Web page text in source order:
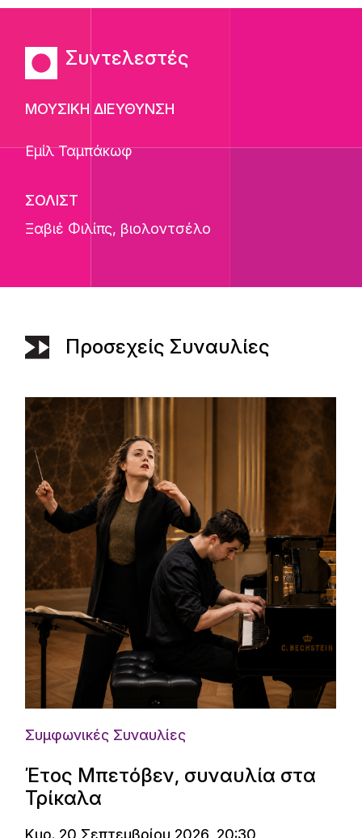
Συντελεστές
ΜΟΥΣΙΚΗ ΔΙΕΥΘΥΝΣΗ
Εμίλ Ταμπάκωφ
ΣΟΛΙΣΤ
Ξαβιέ Φιλίπς, βιολοντσέλο
Προσεχείς Συναυλίες
Συμφωνικές Συναυλίες
Έτος Μπετόβεν, συναυλία στα
Τρίκαλα
Κυρ. 20 Σεπτεμβρίου 2026, 20:30